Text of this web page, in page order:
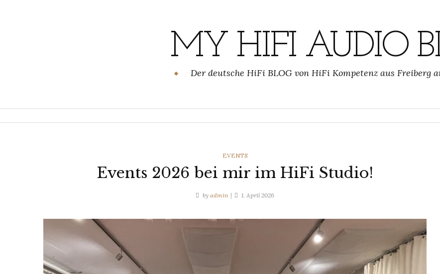
MY HIFI AUDIO
Der deutsche HiFi BLOG von HiFi Kompetenz aus Freiberg
CATEGORIES
EVENTS
Events 2026 bei mir im HiFi Studio!
by admin 1. April 2026